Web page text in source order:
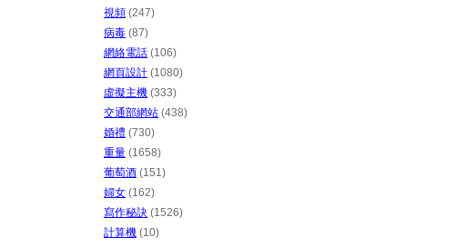
視頻 (247)
病毒 (87)
網絡電話 (106)
網頁設計 (1080)
虛擬主機 (333)
交通部網站 (438)
婚禮 (730)
重量 (1658)
葡萄酒 (151)
婦女 (162)
寫作秘訣 (1526)
計算機 (10)